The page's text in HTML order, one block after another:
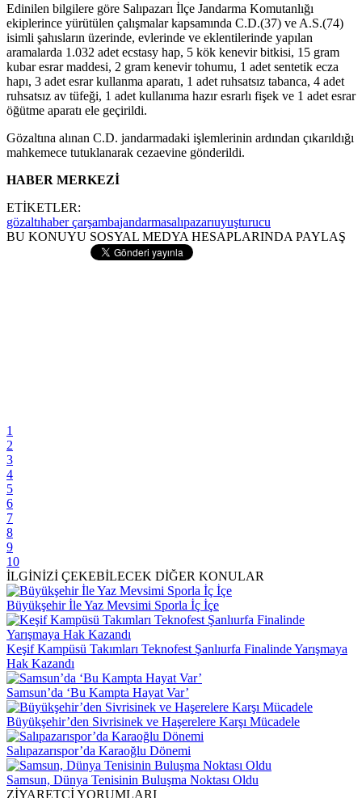
Edinilen bilgilere göre Salıpazarı İlçe Jandarma Komutanlığı
ekiplerince yürütülen çalışmalar kapsamında C.D.(37) ve A.S.(74)
isimli şahısların üzerinde, evlerinde ve eklentilerinde yapılan
aramalarda 1.032 adet ecstasy hap, 5 kök kenevir bitkisi, 15 gram
kubar esrar maddesi, 2 gram kenevir tohumu, 1 adet sentetik ecza
hapı, 3 adet esrar kullanma aparatı, 1 adet ruhsatsız tabanca, 4 adet
ruhsatsız av tüfeği, 1 adet kullanıma hazır esrarlı fişek ve 1 adet esrar
öğütme aparatı ele geçirildi.
Gözaltına alınan C.D. jandarmadaki işlemlerinin ardından çıkarıldığı
mahkemece tutuklanarak cezaevine gönderildi.
HABER MERKEZİ
ETİKETLER:
gözaltıhaber çarşambajandarmasalıpazarıuyuşturucu
BU KONUYU SOSYAL MEDYA HESAPLARINDA PAYLAŞ
1
2
3
4
5
6
7
8
9
10
İLGİNİZİ ÇEKEBİLECEK DİĞER KONULAR
Büyükşehir İle Yaz Mevsimi Sporla İç İçe
Keşif Kampüsü Takımları Teknofest Şanlıurfa Finalinde Yarışmaya
Hak Kazandı
Samsun’da ‘Bu Kampta Hayat Var’
Büyükşehir’den Sivrisinek ve Haşerelere Karşı Mücadele
Salıpazarıspor’da Karaoğlu Dönemi
Samsun, Dünya Tenisinin Buluşma Noktası Oldu
ZİYARETÇİ YORUMLARI